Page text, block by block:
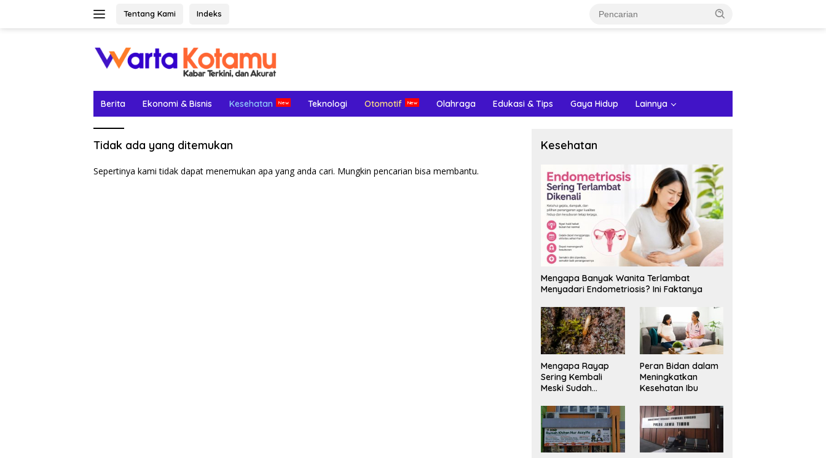
Tentang Kami Indeks
Berita Ekonomi & Bisnis Kesehatan Teknologi Otomotif Olahraga Edukasi & Tips Gaya Hidup Lainnya
Tidak ada yang ditemukan
Sepertinya kami tidak dapat menemukan apa yang anda cari. Mungkin pencarian bisa membantu.
Kesehatan
Mengapa Banyak Wanita Terlambat
Menyadari Endometriosis? Ini Faktanya
Mengapa Rayap
Sering Kembali
Meski Sudah
Peran Bidan dalam
Meningkatkan
Kesehatan Ibu